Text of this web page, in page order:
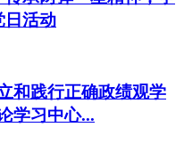
日活动
和践行正确政绩观学
学习中心...